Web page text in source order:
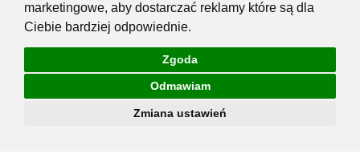
marketingowe, aby dostarczać reklamy które są dla
Ciebie bardziej odpowiednie.
Zgoda
Odmawiam
Zmiana ustawień